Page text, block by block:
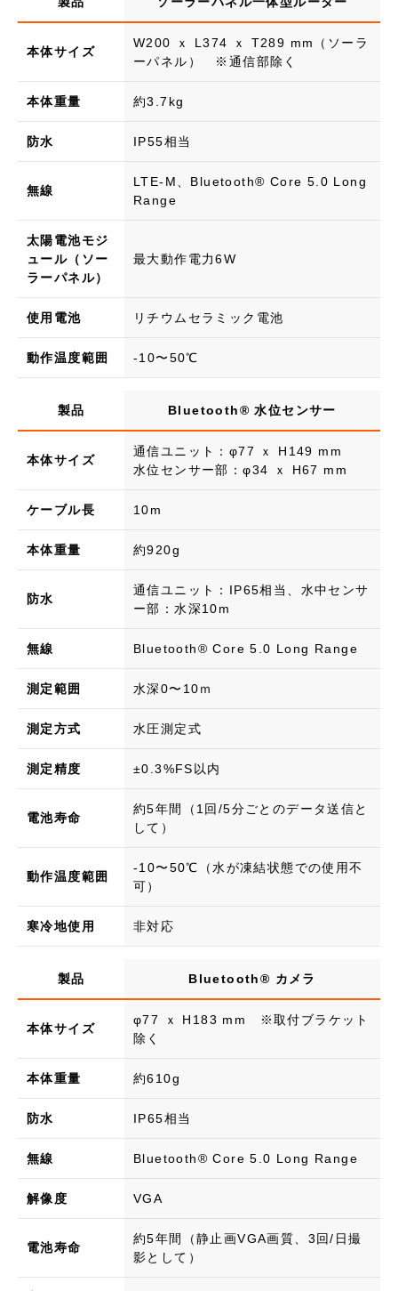
本体サイズ
W200 ｘ L374 ｘ T289 mm（ソーラ
ーパネル） ※通信部除く
本体重量 約3.7kg
防水 IP55相当
無線
LTE-M、Bluetooth®︎ Core 5.0 Long
Range
太陽電池モジ
ュール（ソー
ラーパネル）
最大動作電力6W
使用電池 リチウムセラミック電池
動作温度範囲 -10〜50℃
製品 Bluetooth®︎ 水位センサー
本体サイズ
通信ユニット：φ77 ｘ H149 mm
水位センサー部：φ34 ｘ H67 mm
ケーブル長 10m
本体重量 約920g
防水
通信ユニット：IP65相当、水中センサ
ー部：水深10m
無線 Bluetooth®︎ Core 5.0 Long Range
測定範囲 水深0〜10ｍ
測定方式 水圧測定式
測定精度 ±0.3%FS以内
電池寿命
約5年間（1回/5分ごとのデータ送信と
して）
動作温度範囲
-10〜50℃（水が凍結状態での使用不
可）
寒冷地使用 非対応
製品 Bluetooth®︎ カメラ
本体サイズ
φ77 ｘ H183 mm ※取付ブラケット
除く
本体重量 約610g
防水 IP65相当
無線 Bluetooth®︎ Core 5.0 Long Range
解像度 VGA
電池寿命
約5年間（静止画VGA画質、3回/日撮
影として）